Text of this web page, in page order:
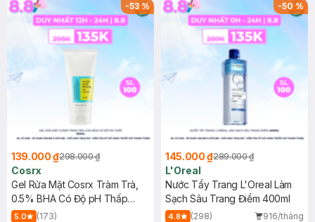
-53%
139.000 ₫298.000 ₫
Cosrx
Gel Rửa Mặt Cosrx Tràm Trà,
0.5% BHA Có Độ pH Thấp
150ml
5.0
(173)
-50%
145.000 ₫289.000 ₫
L'Oreal
Nước Tẩy Trang L'Oreal Làm
Sạch Sâu Trang Điểm 400ml
4.8 (298)
916/tháng